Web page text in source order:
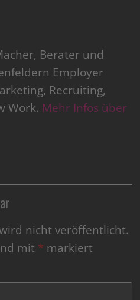
Berater und
Employer
Recruiting,
Work. Mehr Infos über
nicht veröffentlicht.
mit * markiert